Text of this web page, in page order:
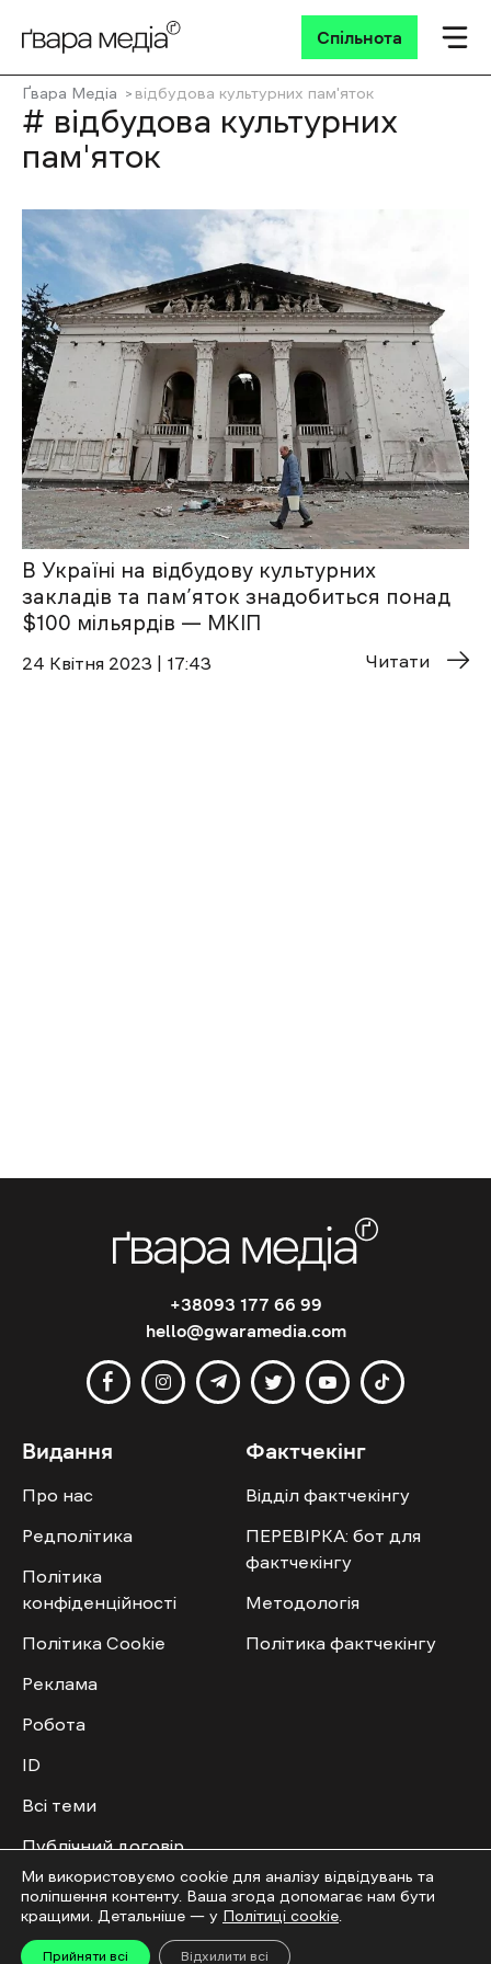
Спільнота
Ґвара Медіа відбудова культурних пам'яток
# відбудова культурних
пам'яток
В Україні на відбудову культурних
закладів та пам’яток знадобиться понад
$100 мільярдів — МКІП
24 Квітня 2023 | 17:43 Читати
+38093 177 66 99
hello@gwaramedia.com
Видання
Про нас
Редполітика
Політика
конфіденційності
Політика Cookie
Реклама
Робота
ID
Всі теми
Публічний договір
Фактчекінг
Відділ фактчекінгу
ПЕРЕВІРКА: бот для
фактчекінгу
Методологія
Політика фактчекінгу
Мультимедіа
Відео
Спільнота
Приєднатись
Ми використовуємо cookie для аналізу відвідувань та
поліпшення контенту. Ваша згода допомагає нам бути
кращими. Детальніше — у Політиці cookie
Прийняти всі Відхилити всі